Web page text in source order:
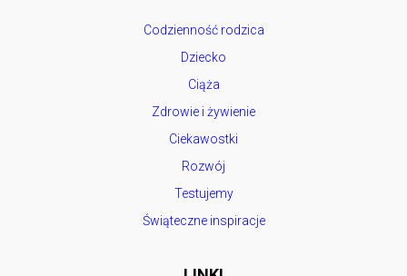
Codzienność rodzica
Dziecko
Ciąża
Zdrowie i żywienie
Ciekawostki
Rozwój
Testujemy
Świąteczne inspiracje